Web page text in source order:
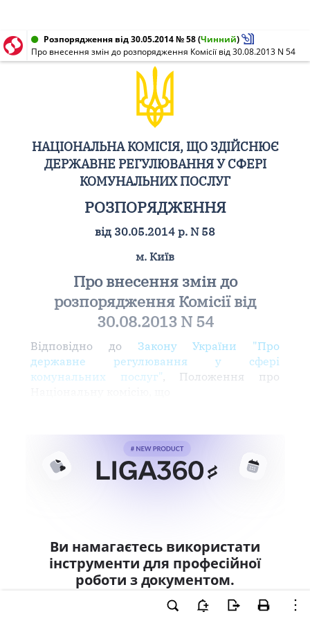
Розпорядження від 30.05.2014 № 58(Чинний)
Про внесення змін до розпорядження Комісії від 30.08.2013 N 54
НАЦІОНАЛЬНА КОМІСІЯ, ЩО ЗДІЙСНЮЄ
ДЕРЖАВНЕ РЕГУЛЮВАННЯ У СФЕРІ
КОМУНАЛЬНИХ ПОСЛУГ
РОЗПОРЯДЖЕННЯ
від 30.05.2014 р. N 58
м. Київ
Про внесення змін до
розпорядження Комісії від
30.08.2013 N 54
Відповідно до Закону України "Про
державне регулювання у сфері
комунальних послуг", Положення про
Ви намагаєтесь використати
інструменти для професійної
роботи з документом.
Ці можливості доступні тільки користувачам
LIGA360. Залишайте заявку та отримайте